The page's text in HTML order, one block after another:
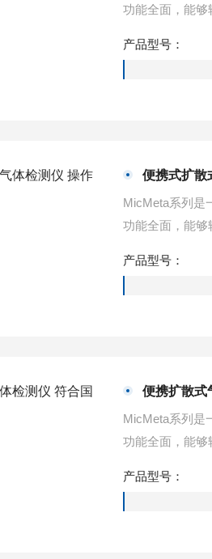
功能全面，能够
产品型号：
便携式扩散
MicMeta系列是
功能全面，能够
产品型号：
便携扩散式
MicMeta系列是
功能全面，能够
产品型号：